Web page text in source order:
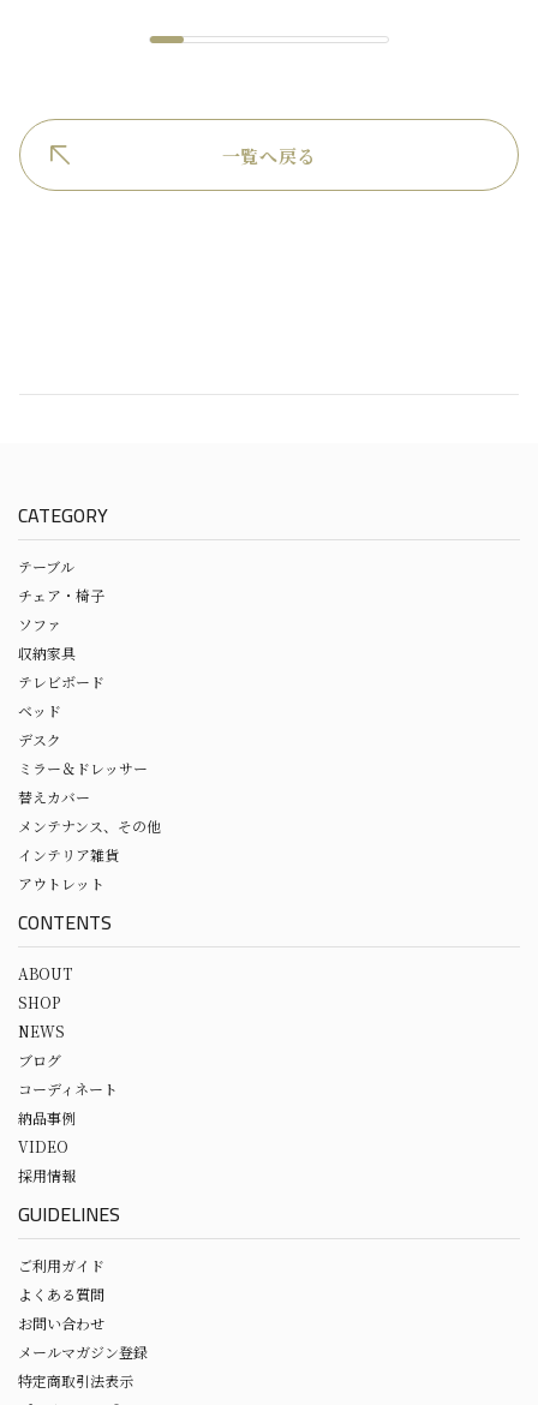
一覧へ戻る
CATEGORY
テーブル
チェア・椅子
ソファ
収納家具
テレビボード
ベッド
デスク
ミラー＆ドレッサー
替えカバー
メンテナンス、その他
インテリア雑貨
アウトレット
CONTENTS
ABOUT
SHOP
NEWS
ブログ
コーディネート
納品事例
VIDEO
採用情報
GUIDELINES
ご利用ガイド
よくある質問
お問い合わせ
メールマガジン登録
特定商取引法表示